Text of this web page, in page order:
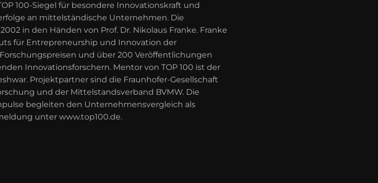
100-Siegel für besondere Innovationskraft und
an mittelständische Unternehmen. Die
in den Händen von Prof. Dr. Nikolaus Franke. Franke
für Entrepreneurship und Innovation der
und über 200 Veröffentlichungen
Innovationsforschern. Mentor von TOP 100 ist der
Projektpartner sind die Fraunhofer-Gesellschaft
und der Mittelstandsverband BVMW. Die
begleiten den Unternehmensvergleich als
unter www.top100.de.